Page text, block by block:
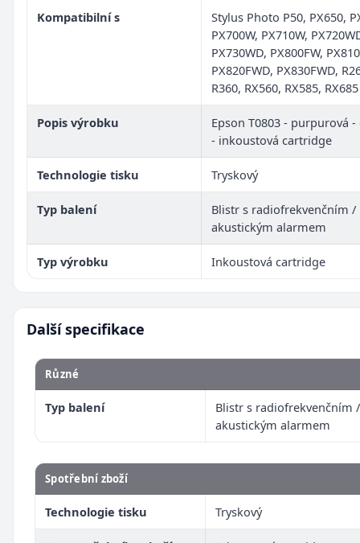
Kompatibilní s
Stylus Photo P50, PX650,
PX700W, PX710W,
PX730WD, PX800FW,
PX820FWD, PX830FWD,
R360, RX560, RX585, RX685
Popis výrobku
Epson T0803 - purpurová
- inkoustová cartridge
Technologie tisku Tryskový
Typ balení
Blistr s radiofrekvenčním /
akustickým alarmem
Typ výrobku Inkoustová cartridge
Další specifikace
Různé
Typ balení
Blistr s radiofrekvenčním /
akustickým alarmem
Spotřební zboží
Technologie tisku Tryskový